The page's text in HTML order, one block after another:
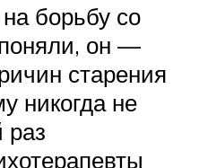
борьбу со
он —
старения
никогда не